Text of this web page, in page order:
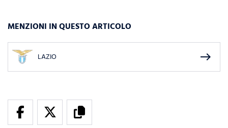
MENZIONI IN QUESTO ARTICOLO
LAZIO east